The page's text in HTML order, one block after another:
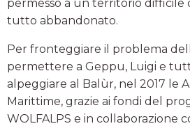
permesso a un territorio difficile
tutto abbandonato.
Per fronteggiare il problema
permettere a Geppu, Luigi e
alpeggiare al Balùr, nel 2017 le
Marittime, grazie ai fondi del
WOLFALPS e in collaborazione